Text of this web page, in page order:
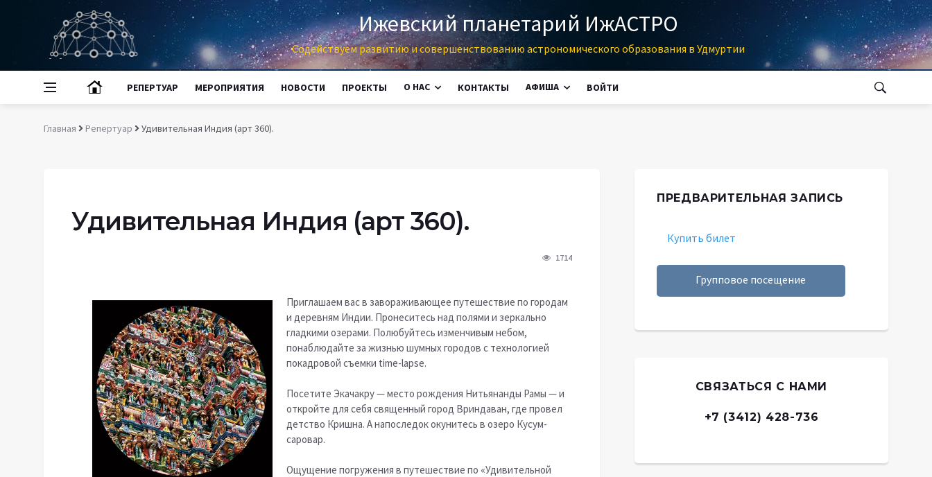
Ижевский планетарий ИжАСТРО
Содействуем развитию и совершенствованию астрономического образования в Удмуртии
РЕПЕРТУАР МЕРОПРИЯТИЯ НОВОСТИ ПРОЕКТЫ О НАС КОНТАКТЫ АФИША ВОЙТИ
Главная Репертуар Удивительная Индия (арт 360).
Удивительная Индия (арт 360).
1714
Приглашаем вас в завораживающее путешествие по городам
и деревням Индии. Пронеситесь над полями и зеркально
гладкими озерами. Полюбуйтесь изменчивым небом,
понаблюдайте за жизнью шумных городов с технологией
покадровой съемки time-lapse.
Посетите Экачакру — место рождения Нитьянанды Рамы — и
откройте для себя священный город Вриндаван, где провел
детство Кришна. А напоследок окунитесь в озеро Кусум-
саровар.
Ощущение погружения в путешествие по «Удивительной
ПРЕДВАРИТЕЛЬНАЯ ЗАПИСЬ
Купить билет
Групповое посещение
СВЯЗАТЬСЯ С НАМИ
+7 (3412) 428-736